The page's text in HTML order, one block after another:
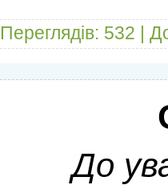
Переглядів: 532 |
До